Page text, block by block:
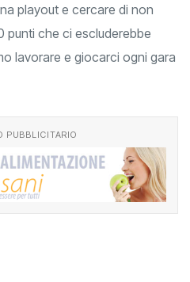
playout e cercare di non
punti che ci escluderebbe
lavorare e giocarci ogni gara
PUBBLICITARIO